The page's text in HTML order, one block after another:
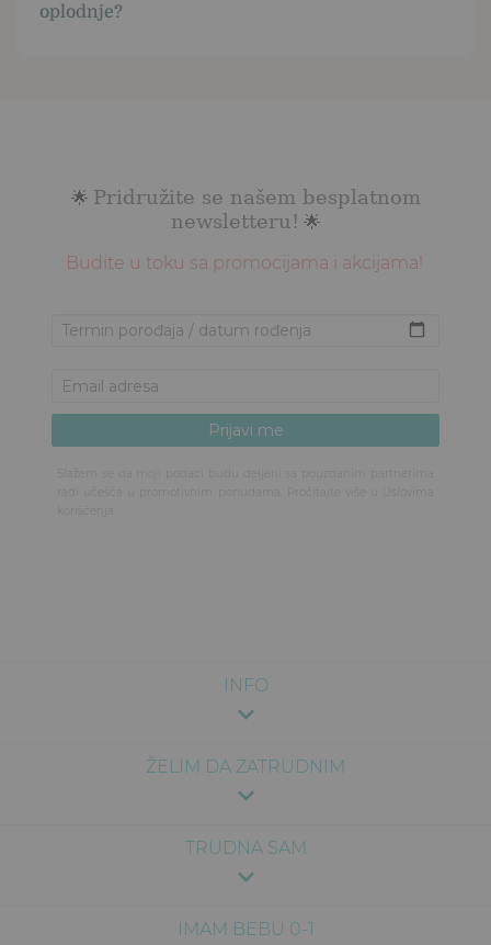
oplodnje?
INFO
ŽELIM DA ZATRUDNIM
TRUDNA SAM
IMAM BEBU 0-1
🌟 Pridružite se našem besplatnom
newsletteru! 🌟
Budite u toku sa promocijama i akcijama!